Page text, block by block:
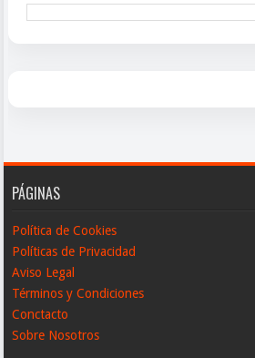
PÁGINAS
Política de Cookies
Políticas de Privacidad
Aviso Legal
Términos y Condiciones
Conctacto
Sobre Nosotros